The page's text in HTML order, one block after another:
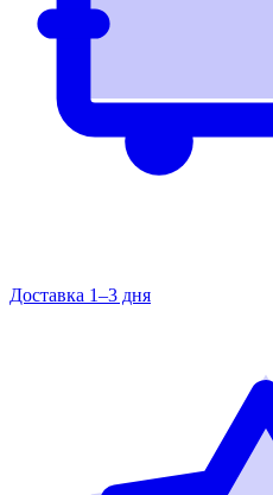
Доставка 1–3 дня